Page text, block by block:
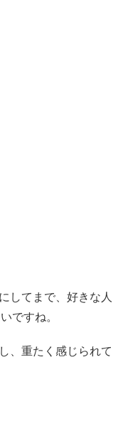
してまで、好きな人
ですね。
、重たく感じられて